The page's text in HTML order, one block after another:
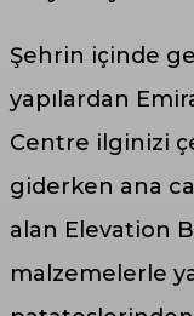
Şehrin içinde
yapılardan
Centre ilginizi
giderken ana
alan Elevation
malzemelerle